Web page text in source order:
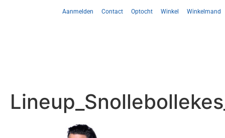
Aanmelden Contact Optocht Winkel Winkelmand